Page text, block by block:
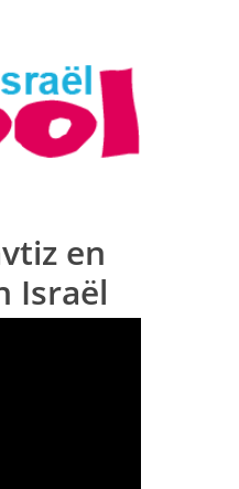
en
Israël